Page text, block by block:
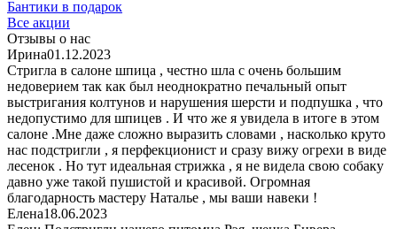
Бантики в подарок
Все акции
Отзывы о нас
Ирина01.12.2023
Стригла в салоне шпица , честно шла с очень большим
недоверием так как был неоднократно печальный опыт
выстригания колтунов и нарушения шерсти и подпушка , что
недопустимо для шпицев . И что же я увидела в итоге в этом
салоне .Мне даже сложно выразить словами , насколько круто
нас подстригли , я перфекционист и сразу вижу огрехи в виде
лесенок . Но тут идеальная стрижка , я не видела свою собаку
давно уже такой пушистой и красивой. Огромная
благодарность мастеру Наталье , мы ваши навеки !
Елена18.06.2023